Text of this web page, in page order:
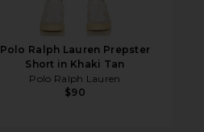
Polo Ralph Lauren Prepster
Short in Khaki Tan
Polo Ralph Lauren
$90